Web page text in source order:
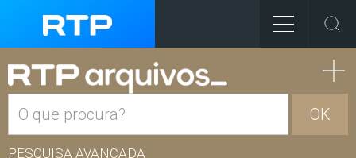
OK
PESQUISA AVANÇADA